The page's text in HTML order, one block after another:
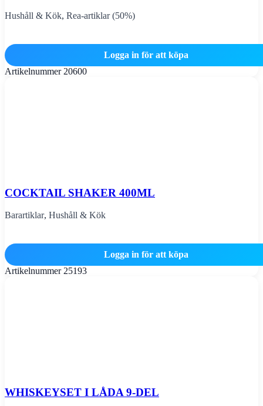
Hushåll & Kök, Rea-artiklar (50%)
Logga in för att köpa
Artikelnummer 20600
COCKTAIL SHAKER 400ML
Barartiklar, Hushåll & Kök
Logga in för att köpa
Artikelnummer 25193
WHISKEYSET I LÅDA 9-DEL